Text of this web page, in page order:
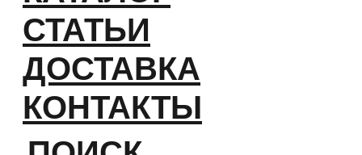
СТАТЬИ
ДОСТАВКА
КОНТАКТЫ